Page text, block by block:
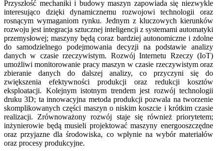
Przyszłość mechaniki i budowy maszyn zapowiada się niezwykle
interesująco dzięki dynamicznemu rozwojowi technologii oraz
rosnącym wymaganiom rynku. Jednym z kluczowych kierunków
rozwoju jest integracja sztucznej inteligencji z systemami automatyki
przemysłowej; maszyny będą coraz bardziej autonomiczne i zdolne
do samodzielnego podejmowania decyzji na podstawie analizy
danych w czasie rzeczywistym. Rozwój Internetu Rzeczy (IoT)
umożliwi monitorowanie pracy maszyn w czasie rzeczywistym oraz
zbieranie danych do dalszej analizy, co przyczyni się do
zwiększenia efektywności produkcji oraz redukcji kosztów
eksploatacji. Kolejnym istotnym trendem jest rozwój technologii
druku 3D; ta innowacyjna metoda produkcji pozwala na tworzenie
skomplikowanych części maszyn o niskim koszcie i krótkim czasie
realizacji. Zrównoważony rozwój staje się również priorytetem;
inżynierowie będą musieli projektować maszyny energooszczędne
oraz przyjazne dla środowiska, co wpłynie na wybór materiałów
oraz procesy produkcyjne.